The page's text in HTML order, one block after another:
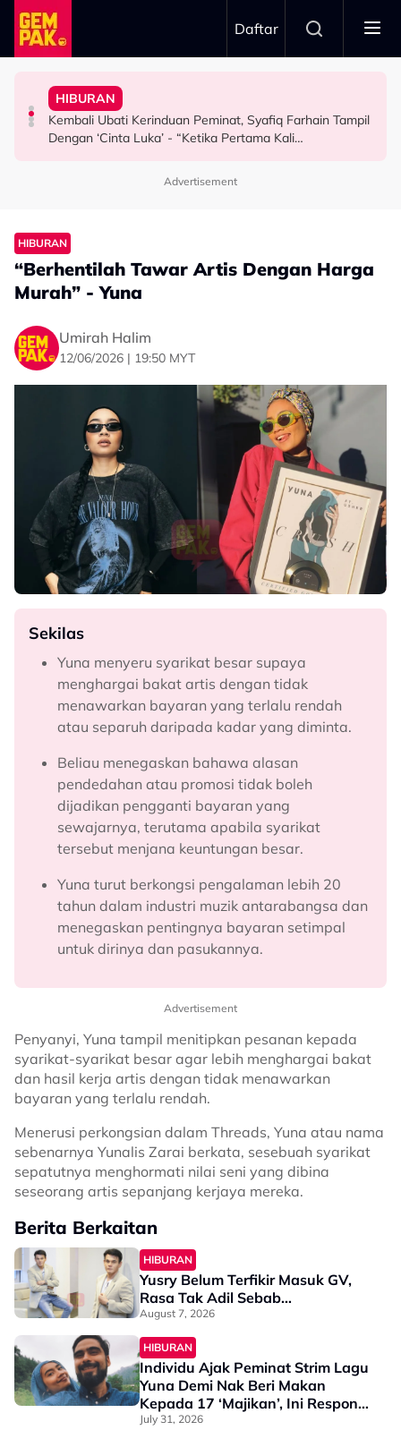
Skip to main content
Daftar
SELEBRITI
Atta Halilintar Tegur Individu Perlekeh Orang Rakam
Pesawat Mendarat - “Boleh Jadi Itu Pengalaman
HIBURAN
Kembali Ubati Kerinduan Peminat, Syafiq Farhain Tampil
Dengan ‘Cinta Luka’ - “Ketika Pertama Kali
HIBURAN
M. Nasir Pilih Aliff Aziz, Melinda Dadew Hidupkan Kisah
Mansur & Liu
HIBURAN
M. Nasir Pilih Aliff Aziz Jadi Mansur Sebab Pakej
Lengkap – “Dia Pelakon Kedua Paling Tampan Di
Advertisement
HIBURAN
“Berhentilah Tawar Artis Dengan Harga
Murah” - Yuna
Umirah Halim
12/06/2026 | 19:50 MYT
Sekilas
Yuna menyeru syarikat besar supaya
menghargai bakat artis dengan tidak
menawarkan bayaran yang terlalu rendah
atau separuh daripada kadar yang diminta.
Beliau menegaskan bahawa alasan
pendedahan atau promosi tidak boleh
dijadikan pengganti bayaran yang
sewajarnya, terutama apabila syarikat
tersebut menjana keuntungan besar.
Yuna turut berkongsi pengalaman lebih 20
tahun dalam industri muzik antarabangsa dan
menegaskan pentingnya bayaran setimpal
untuk dirinya dan pasukannya.
Advertisement
Penyanyi, Yuna tampil menitipkan pesanan kepada
syarikat-syarikat besar agar lebih menghargai bakat
dan hasil kerja artis dengan tidak menawarkan
bayaran yang terlalu rendah.
Menerusi perkongsian dalam Threads, Yuna atau nama
sebenarnya Yunalis Zarai berkata, sesebuah syarikat
sepatutnya menghormati nilai seni yang dibina
seseorang artis sepanjang kerjaya mereka.
Berita Berkaitan
HIBURAN
Yusry Belum Terfikir Masuk GV,
Rasa Tak Adil Sebab…
August 7, 2026
HIBURAN
Individu Ajak Peminat Strim Lagu
Yuna Demi Nak Beri Makan
Kepada 17 ‘Majikan’, Ini Respons
Empunya Badan - “Setiap Bulan
July 31, 2026